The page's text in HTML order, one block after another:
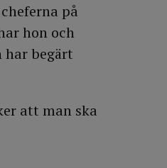
på
hon och
har begärt
att man ska